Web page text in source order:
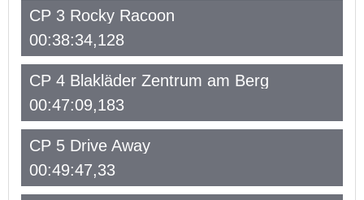
CP 3 Rocky Racoon
00:38:34,128
CP 4 Blakläder Zentrum am Berg
00:47:09,183
CP 5 Drive Away
00:49:47,33